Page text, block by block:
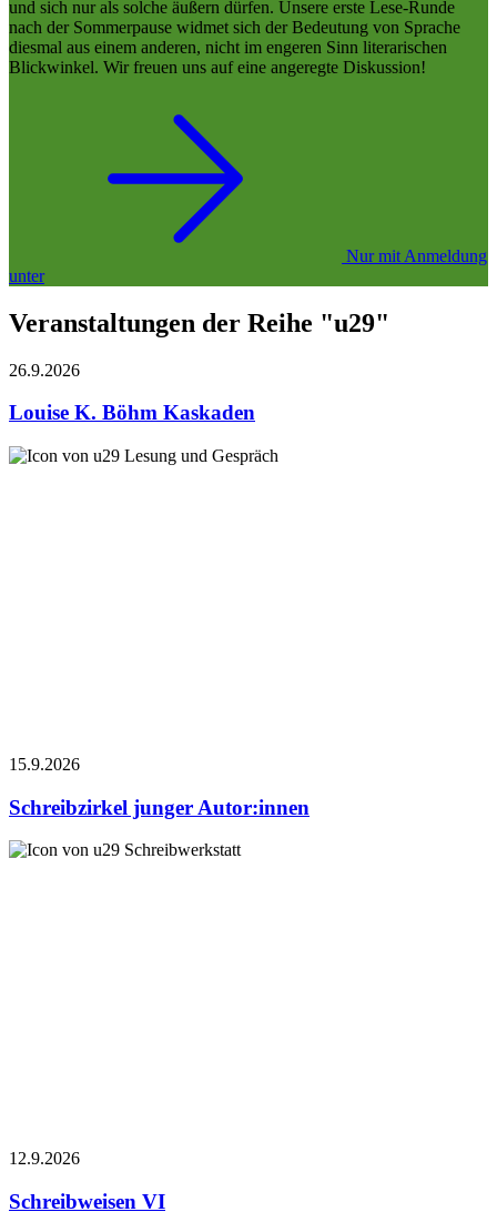
und sich nur als solche äußern dürfen. Unsere erste Lese-Runde
nach der Sommerpause widmet sich der Bedeutung von Sprache
diesmal aus einem anderen, nicht im engeren Sinn literarischen
Blickwinkel. Wir freuen uns auf eine angeregte Diskussion!
Nur mit Anmeldung
unter
Veranstaltungen der Reihe "u29"
26.9.2026
Louise K. Böhm Kaskaden
Lesung und Gespräch
15.9.2026
Schreibzirkel junger Autor:innen
Schreibwerkstatt
12.9.2026
Schreibweisen VI